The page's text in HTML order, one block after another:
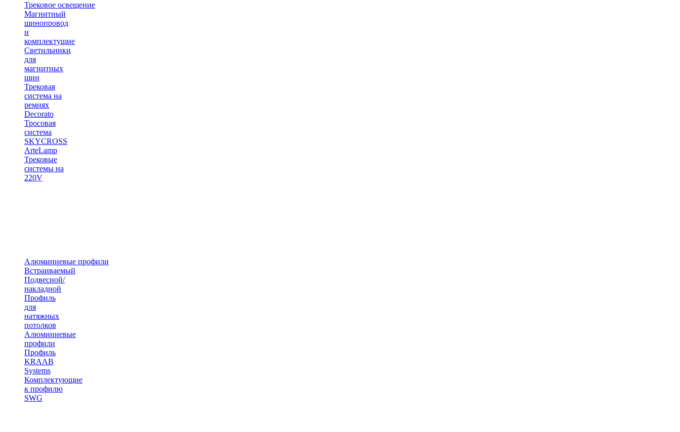
Трековое освещение
Магнитный
шинопровод
и
комплектущие
Светильники
для
магнитных
шин
Трековая
система на
ремнях
Decorato
Тросовая
система
SKYCROSS
ArteLamp
Трековые
системы на
220V
Алюминиевые профили
Встраиваемый
Подвесной/
накладной
Профиль
для
натяжных
потолков
Алюминиевые
профили
Профиль
KRAAB
Systems
Комплектующие
к профилю
SWG